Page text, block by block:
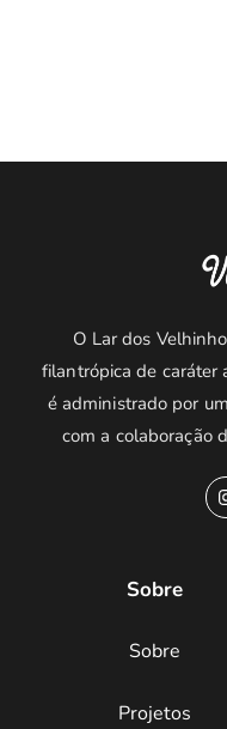
O Lar dos
filantrópica de caráter
é administrado por
com a colaboração
Sobre
Sobre
Projetos